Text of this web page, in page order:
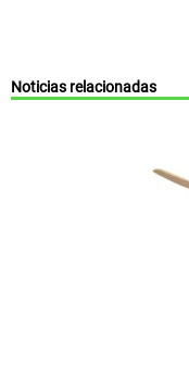
Noticias relacionadas